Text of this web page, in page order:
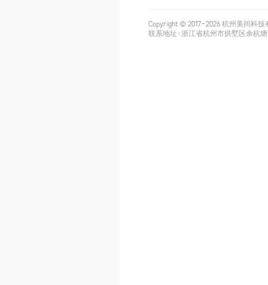
Copyright © 2017-2026杭州美间科技
联系地址：浙江省杭州市拱墅区余杭